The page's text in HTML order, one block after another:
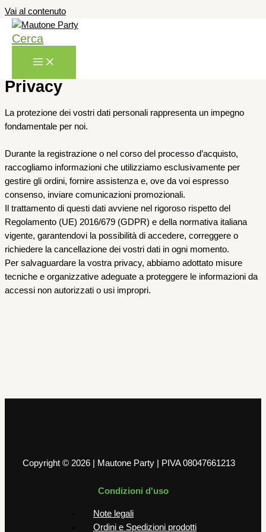
Vai al contenuto
Cerca
Privacy
La protezione dei vostri dati personali rappresenta un impegno
fondamentale per noi.
Durante la registrazione o nel corso del processo d’acquisto,
raccogliamo informazioni che utilizziamo esclusivamente per
gestire gli ordini, fornire assistenza e, ove da voi espresso
consenso, inviare comunicazioni promozionali.
Il trattamento di questi dati avviene nel rigoroso rispetto del
Regolamento (UE) 2016/679 (GDPR) e della normativa italiana
vigente, garantendovi la possibilità di accedere, correggere o
richiedere la cancellazione dei vostri dati in ogni momento.
Per salvaguardare la vostra privacy, abbiamo adottato misure
tecniche e organizzative adeguate a proteggere le informazioni da
accessi non autorizzati o usi impropri.
Copyright © 2026 | Mautone Party | PIVA 08047661213
Condizioni d'uso
Note legali
Ordini e Spedizioni prodotti